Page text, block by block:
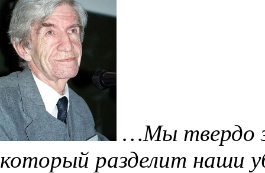
…Мы твердо
который разделит наши